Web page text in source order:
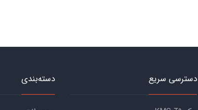
دسترسی سریع دسته‌بندی